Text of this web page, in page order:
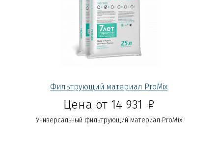
Фильтрующий материал ProMix
Цена от 14 931 Р
Универсальный фильтрующий материал ProMix